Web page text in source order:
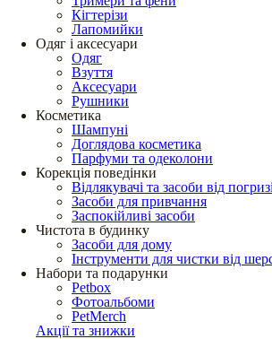
Кігтерізи
Лапомийки
Одяг і аксесуари
Одяг
Взуття
Аксесуари
Рушники
Косметика
Шампуні
Доглядова косметика
Парфуми та одеколони
Корекція поведінки
Відлякувачі та засоби від
Засоби для привчання
Заспокійливі засоби
Чистота в будинку
Засоби для дому
Інструменти для чистки від
Набори та подарунки
Petbox
Фотоальбоми
PetMerch
Акції та знижки